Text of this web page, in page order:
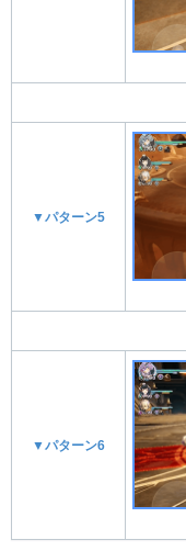
▼パターン5
▼パターン6